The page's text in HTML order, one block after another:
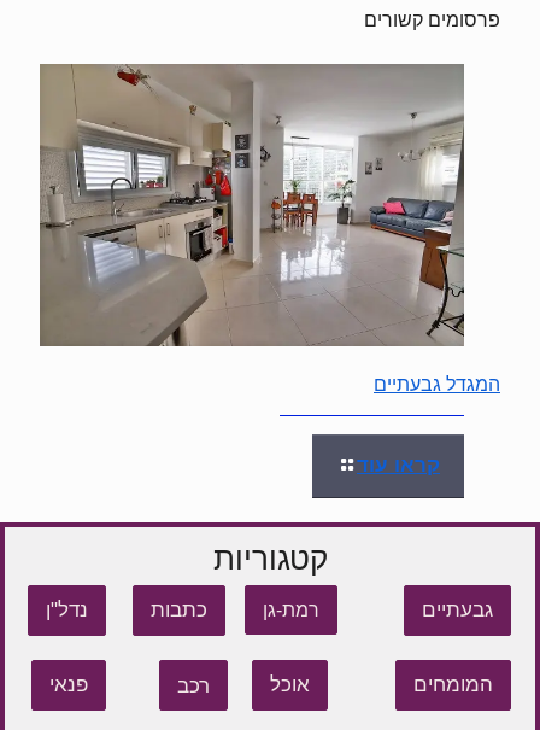
פרסומים קשורים
המגדל גבעתיים
קראו עוד
קטגוריות
גבעתיים רמת-גן כתבות נדל"ן
המומחים אוכל רכב פנאי